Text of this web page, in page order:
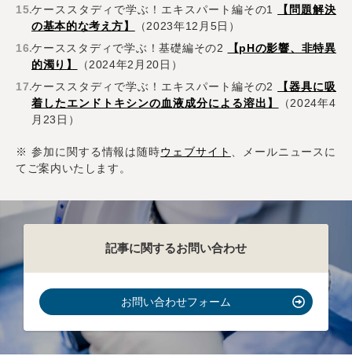
ケーススタディで学ぶ！エキスパート編その1
【問題解決
の基本的な考え方】
（2023年12月5日）
ケーススタディで学ぶ！基礎編その2
【pHの影響、非特異
的濁り】
（2024年2月20日）
ケーススタディで学ぶ！エキスパート編その2
【器具に吸
着したエンドトキシンの血液成分による溶出】
（2024年4
月23日）
※ 参加に関する情報は随時ウェブサイト
、メールニュースに
てご案内いたします。
記事に関するお問い合わせ
お問い合わせフォーム